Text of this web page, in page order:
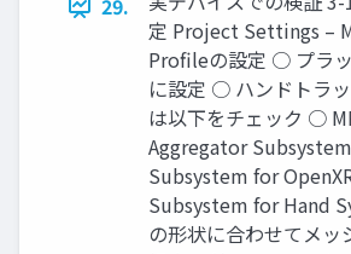
29.
定 Project Settings –
Profileの設定 ○ プラ
に設定 ○ ハンドトラ
は以下をチェック ○
Aggregator
Subsystem for
Subsystem for Hand
の形状に合わせてメッ